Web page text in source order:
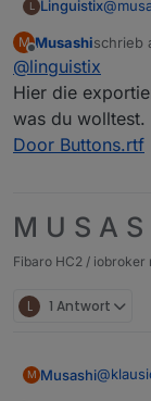
L Linguistix@
M
Offline
Musashischrieb
zuletzt
@linguistix
Hier die
was du wolltest.
Door Buttons.rtf
M U S A S
Fibaro HC2 / iobroker
L 1 Antwort
M Musashi@